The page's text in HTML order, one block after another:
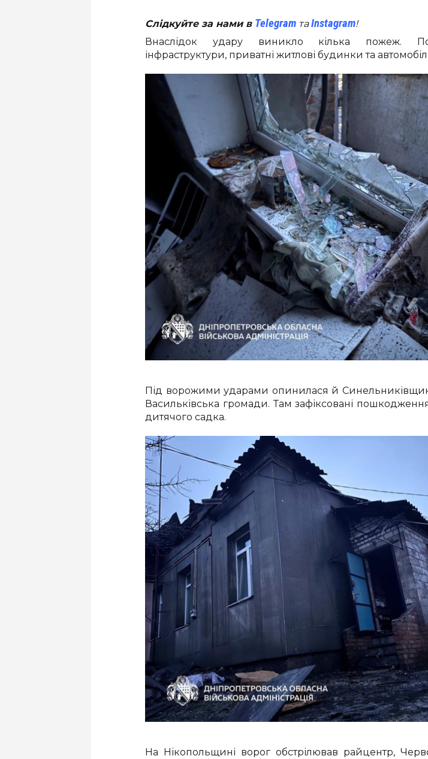
Слідкуйте за нами в Telegram таInstagram!
Внаслідок удару виникло кілька пожеж.
інфраструктури, приватні житлові будинки та
Під ворожими ударами опинилася й
Васильківська громади. Там зафіксовані
дитячого садка.
На Нікопольщині ворог обстрілював райцентр,